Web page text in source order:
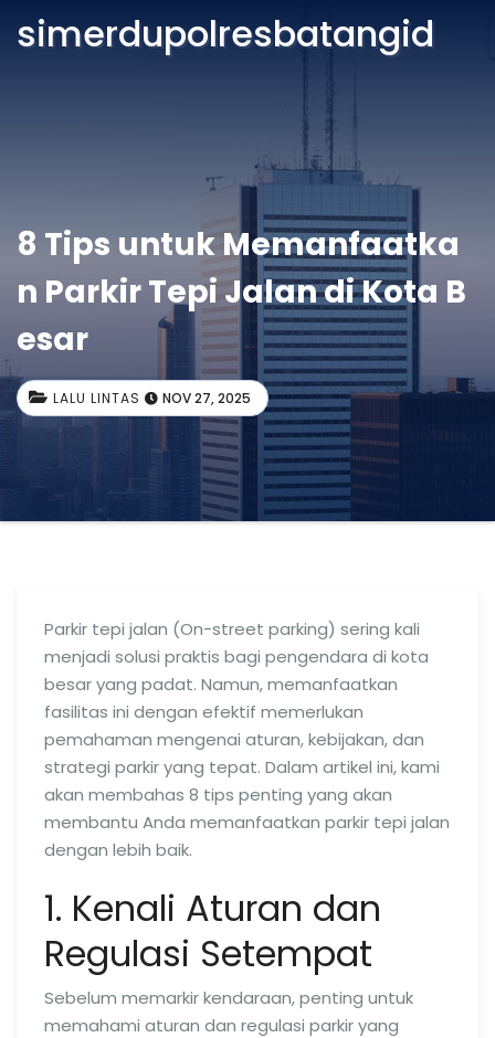
simerdupolresbatangid
8 Tips untuk Memanfaatka
n Parkir Tepi Jalan di Kota B
esar
LALU LINTAS NOV 27, 2025
Parkir tepi jalan (On-street parking) sering kali
menjadi solusi praktis bagi pengendara di kota
besar yang padat. Namun, memanfaatkan
fasilitas ini dengan efektif memerlukan
pemahaman mengenai aturan, kebijakan, dan
strategi parkir yang tepat. Dalam artikel ini, kami
akan membahas 8 tips penting yang akan
membantu Anda memanfaatkan parkir tepi jalan
dengan lebih baik.
1. Kenali Aturan dan
Regulasi Setempat
Sebelum memarkir kendaraan, penting untuk
memahami aturan dan regulasi parkir yang